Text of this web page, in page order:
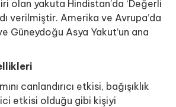
olan yakuta Hindistan’da ‘Değerli
verilmiştir. Amerika ve Avrupa’da
Güneydoğu Asya Yakut’un ana
canlandırıcı etkisi, bağışıklık
etkisi olduğu gibi kişiyi